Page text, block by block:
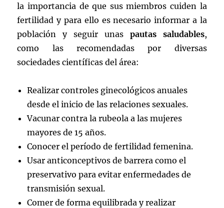
la importancia de que sus miembros cuiden la
fertilidad y para ello es necesario informar a la
población y seguir unas pautas saludables,
como las recomendadas por diversas
sociedades científicas del área:
Realizar controles ginecológicos anuales
desde el inicio de las relaciones sexuales.
Vacunar contra la rubeola a las mujeres
mayores de 15 años.
Conocer el período de fertilidad femenina.
Usar anticonceptivos de barrera como el
preservativo para evitar enfermedades de
transmisión sexual.
Comer de forma equilibrada y realizar